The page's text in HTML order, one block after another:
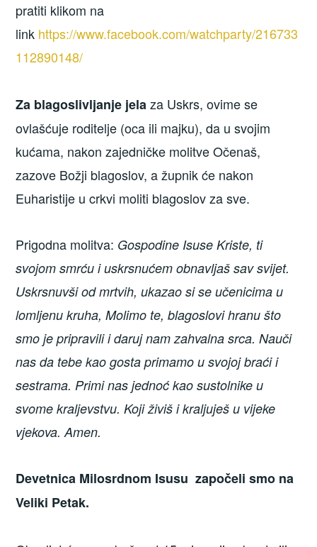
pratiti klikom na
link https://www.facebook.com/watchparty/216733
112890148/
Za blagoslivljanje jelaza Uskrs, ovime se
ovlašćuje roditelje (oca ili majku), da u svojim
kućama, nakon zajedničke molitve Očenaš,
zazove Božji blagoslov, a župnik će nakon
Euharistije u crkvi moliti blagoslov za sve.
Prigodna molitva: Gospodine Isuse Kriste, ti
svojom smrću i uskrsnućem obnavljaš sav svijet.
Uskrsnuvši od mrtvih, ukazao si se učenicima u
lomljenu kruha, Molimo te, blagoslovi hranu što
smo je pripravili i daruj nam zahvalna srca. Nauči
nas da tebe kao gosta primamo u svojoj braći i
sestrama. Primi nas jednoć kao sustolnike u
svome kraljevstvu. Koji živiš i kraljuješ u vijeke
vjekova. Amen.
Devetnica Milosrdnom Isusu započeli smo na
Veliki Petak.